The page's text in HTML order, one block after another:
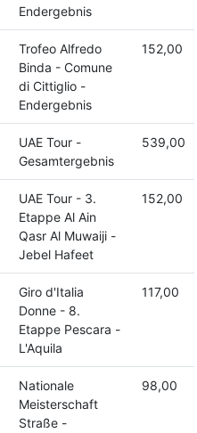
Endergebnis
Trofeo Alfredo
Binda - Comune
di Cittiglio -
Endergebnis
152,00
UAE Tour -
Gesamtergebnis
539,00
UAE Tour - 3.
Etappe Al Ain
Qasr Al Muwaiji -
Jebel Hafeet
152,00
Giro d'Italia
Donne - 8.
Etappe Pescara -
L'Aquila
117,00
Nationale
Meisterschaft
Straße -
98,00